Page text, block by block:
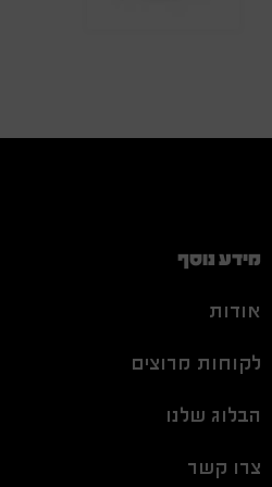
מידע נוסף
אודות
לקוחות מרוצים
הבלוג שלנו
צרו קשר